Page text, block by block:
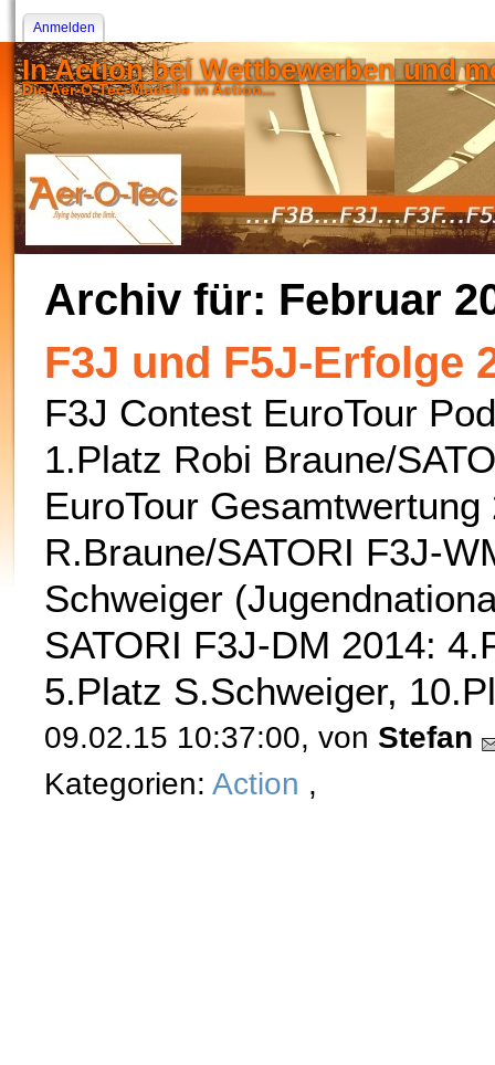
Anmelden
In Action bei Wettbewerben und
Die Aer-O-Tec-Modelle in Action...
Archiv für: Februar
F3J und F5J-Erfolge
F3J Contest EuroTour
1.Platz Robi Braune/
EuroTour
R.Braune/SATORI F3J-
Schweiger
SATORI F3J-DM 2014:
5.Platz S.Schweiger,
09.02.15 10:37:00, von Stefan
Kategorien: Action ,